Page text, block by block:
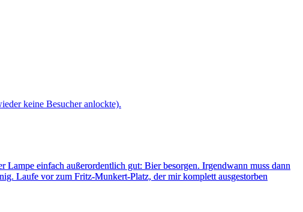
einfach außerordentlich gut: Bier besorgen. Irgendwann muss dann
Laufe vor zum Fritz-Munkert-Platz, der mir komplett ausgestorben